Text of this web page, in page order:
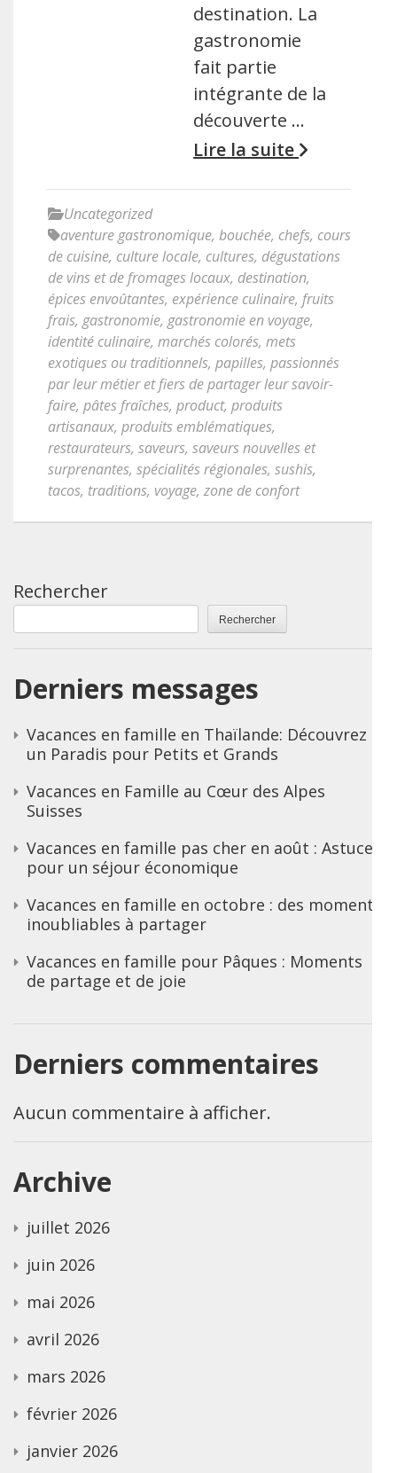
destination. La
gastronomie
fait partie
intégrante de la
découverte …
Lire la suite
Uncategorized
aventure gastronomique, bouchée, chefs, cours
de cuisine, culture locale, cultures, dégustations
de vins et de fromages locaux, destination,
épices envoûtantes, expérience culinaire, fruits
frais, gastronomie, gastronomie en voyage,
identité culinaire, marchés colorés, mets
exotiques ou traditionnels, papilles, passionnés
par leur métier et fiers de partager leur savoir-
faire, pâtes fraîches, product, produits
artisanaux, produits emblématiques,
restaurateurs, saveurs, saveurs nouvelles et
surprenantes, spécialités régionales, sushis,
tacos, traditions, voyage, zone de confort
Rechercher
Rechercher
Derniers messages
Vacances en famille en Thaïlande: Découvrez
un Paradis pour Petits et Grands
Vacances en Famille au Cœur des Alpes
Suisses
Vacances en famille pas cher en août : Astuces
pour un séjour économique
Vacances en famille en octobre : des moments
inoubliables à partager
Vacances en famille pour Pâques : Moments
de partage et de joie
Derniers commentaires
Aucun commentaire à afficher.
Archive
juillet 2026
juin 2026
mai 2026
avril 2026
mars 2026
février 2026
janvier 2026